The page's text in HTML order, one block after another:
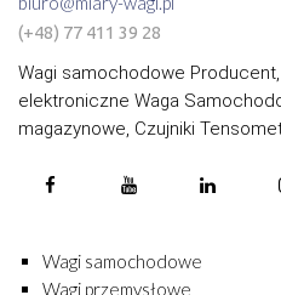
(+48) 77 411 39 28
Wagi samochodowe Producent,
elektroniczne Waga
magazynowe, Czujniki
Wagi samochodowe
Wagi przemysłowe